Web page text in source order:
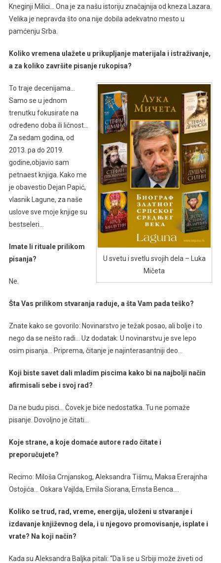
Kneginji Milici… Ona je za našu istoriju značajnija od kneza Lazara.
Velika je nepravda što ona nije dobila adekvatno mesto u
pamćenju Srba.
Koliko vremena ulažete u prikupljanje materijala i istraživanje,
a za koliko završite pisanje rukopisa?
U svetu i svetlu svojih dela – Luka
Mičeta
To traje decenijama…
Samo se u jednom
trenutku fokusirate na
određeno doba ili ličnost…
Za sedam godina, od
2013. pa do 2019.
godine,objavio sam
petnaest knjiga. Kako me
je obavestio Dejan Papić,
vlasnik Lagune, za naše
uslove sve moje knjige su
bestseleri…
Imate li rituale prilikom
pisanja?
Ne.
Šta Vas prilikom stvaranja raduje, a šta Vam pada teško?
Znate kako se govorilo: Novinarstvo je težak posao, ali bolje i to
nego da se nešto radi… Uz dodatak: U novinarstvu je sve lepo
osim pisanja… Priprema, čitanje je najinterasantniji deo…
Koji biste savet dali mladim piscima kako bi na najbolji način
afirmisali sebe i svoj rad?
Da ne budu pisci… Čovek je biće nedostatka. Tu ne pomaže
pisanje. Dovoljno je čitati…
Koje strane, a koje domaće autore rado čitate i
preporučujete?
Recimo: Miloša Crnjanskog, Aleksandra Tišmu, Maksa Ererajnha
Ostojića… Oskara Vajlda, Emila Siorana, Ernsta Benca….
Koliko se trud, rad, vreme, energija, uloženi u stvaranje i
izdavanje književnog dela, i u njegovo promovisanje, isplate i
vrate? Na koji način?
Kada su Aleksandra Baljka pitali: “Da li se u Srbiji može živeti od